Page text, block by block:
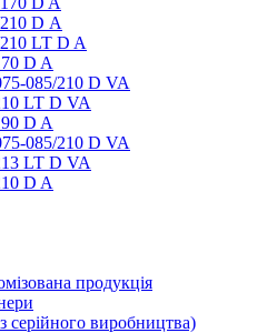
D А
LT D A
D A
085/210 D VA
LT D VA
D A
085/210 D VA
LT D VA
D A
продукція
серійного виробництва)